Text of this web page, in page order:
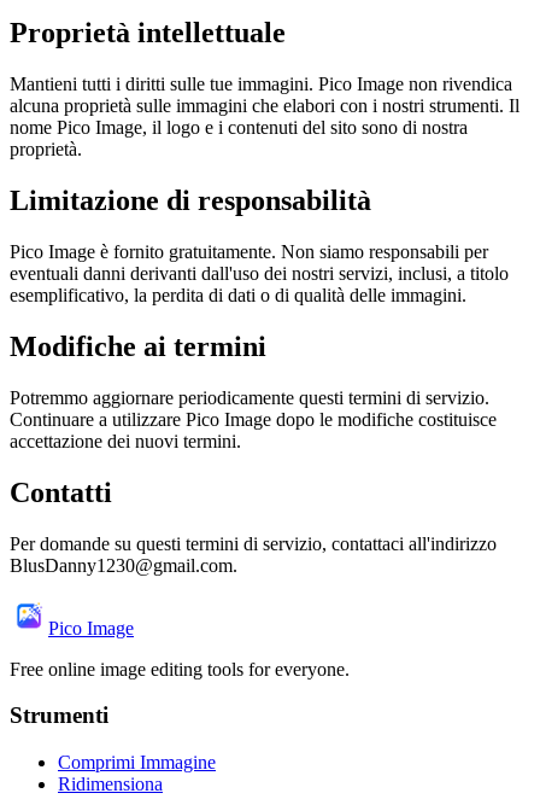
Proprietà intellettuale
Mantieni tutti i diritti sulle tue immagini. Pico Image non rivendica
alcuna proprietà sulle immagini che elabori con i nostri strumenti. Il
nome Pico Image, il logo e i contenuti del sito sono di nostra
proprietà.
Limitazione di responsabilità
Pico Image è fornito gratuitamente. Non siamo responsabili per
eventuali danni derivanti dall'uso dei nostri servizi, inclusi, a titolo
esemplificativo, la perdita di dati o di qualità delle immagini.
Modifiche ai termini
Potremmo aggiornare periodicamente questi termini di servizio.
Continuare a utilizzare Pico Image dopo le modifiche costituisce
accettazione dei nuovi termini.
Contatti
Per domande su questi termini di servizio, contattaci all'indirizzo
BlusDanny1230@gmail.com.
Pico Image
Free online image editing tools for everyone.
Strumenti
Comprimi Immagine
Ridimensiona